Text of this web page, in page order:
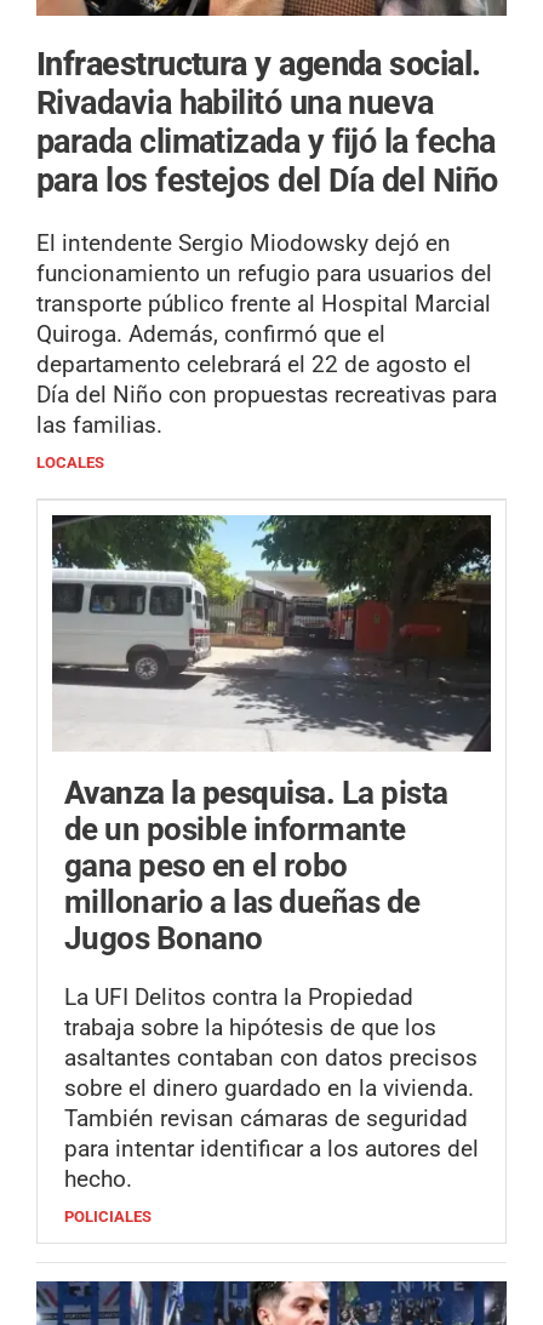
Infraestructura y agenda social.
Rivadavia habilitó una nueva
parada climatizada y fijó la fecha
para los festejos del Día del Niño
El intendente Sergio Miodowsky dejó en
funcionamiento un refugio para usuarios del
transporte público frente al Hospital Marcial
Quiroga. Además, confirmó que el
departamento celebrará el 22 de agosto el
Día del Niño con propuestas recreativas para
las familias.
LOCALES
Avanza la pesquisa. La pista
de un posible informante
gana peso en el robo
millonario a las dueñas de
Jugos Bonano
La UFI Delitos contra la Propiedad
trabaja sobre la hipótesis de que los
asaltantes contaban con datos precisos
sobre el dinero guardado en la vivienda.
También revisan cámaras de seguridad
para intentar identificar a los autores del
hecho.
POLICIALES